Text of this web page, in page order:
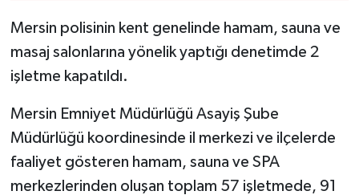
Mersin polisinin kent genelinde hamam, sauna ve
masaj salonlarına yönelik yaptığı denetimde 2
işletme kapatıldı.
Mersin Emniyet Müdürlüğü Asayiş Şube
Müdürlüğü koordinesinde il merkezi ve ilçelerde
faaliyet gösteren hamam, sauna ve SPA
merkezlerinden oluşan toplam 57 işletmede, 91